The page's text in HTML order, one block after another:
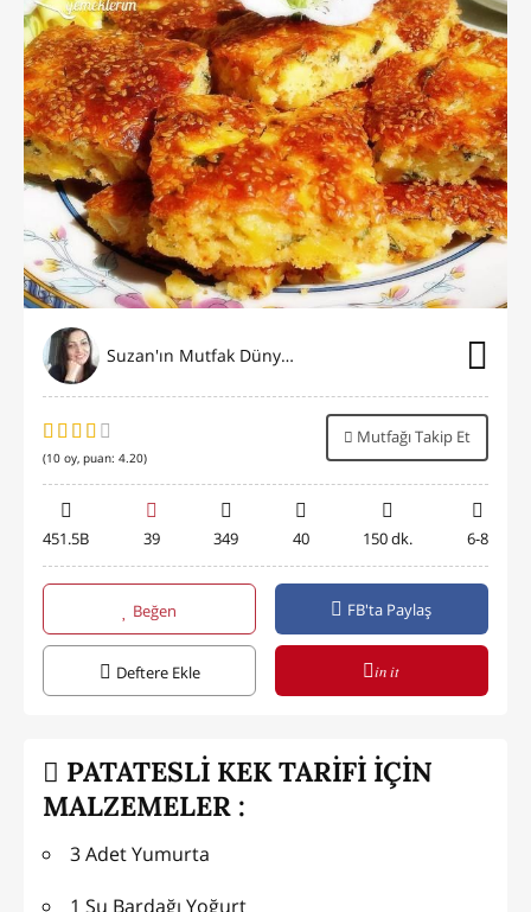
Suzan'ın Mutfak Dünyası
(10 oy, puan: 4.20)
Mutfağı Takip Et
451.5B 39 349 40 150 dk. 6-8
Beğen FB'ta Paylaş
Deftere Ekle in it
PATATESLİ KEK TARİFİ İÇİN
MALZEMELER :
3 Adet Yumurta
1 Su Bardağı Yoğurt